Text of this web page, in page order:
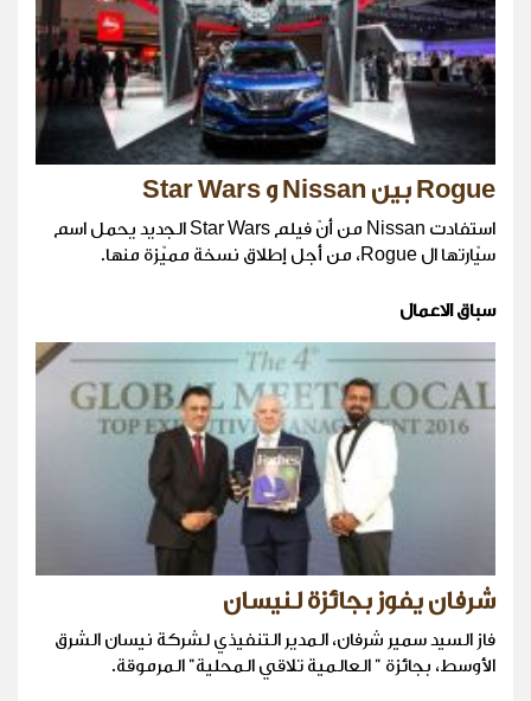
Rogue بين Nissan و Star Wars
استفادت Nissan من أنّ فيلم Star Wars الجديد يحمل اسم
سيّارتها ال Rogue، من أجل إطلاق نسخة مميّزة منها.
سباق الاعمال
شرفان يفوز بجائزة لنيسان
فاز السيد سمير شرفان، المدير التنفيذي لشركة نيسان الشرق
الأوسط، بجائزة " العالمية تلاقي المحلية" المرموقة.